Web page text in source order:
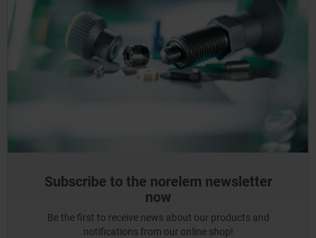
Subscribe to the norelem newsletter
now
Be the first to receive news about our products and
notifications from our online shop!